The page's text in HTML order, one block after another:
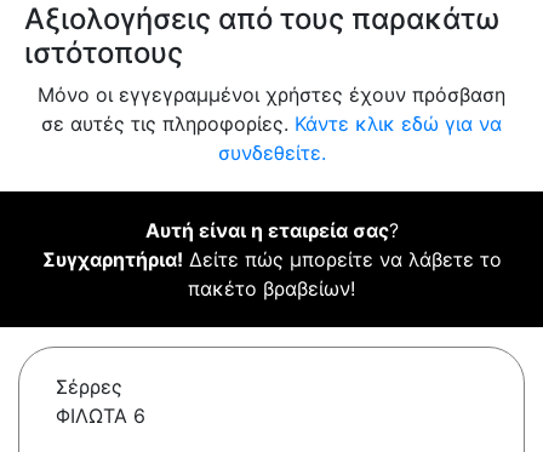
Αξιολογήσεις από τους παρακάτω
ιστότοπους
Μόνο οι εγγεγραμμένοι χρήστες έχουν πρόσβαση
σε αυτές τις πληροφορίες. Κάντε κλικ εδώ για να
συνδεθείτε.
Αυτή είναι η εταιρεία σας?
Συγχαρητήρια! Δείτε πώς μπορείτε να λάβετε το
πακέτο βραβείων!
Σέρρες
ΦΙΛΩΤΑ 6